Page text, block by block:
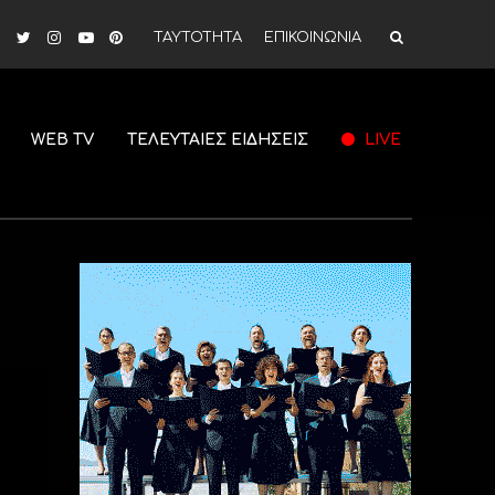
ΤΑΥΤΟΤΗΤΑ ΕΠΙΚΟΙΝΩΝΙΑ
WEB TV ΤΕΛΕΥΤΑΙΕΣ ΕΙΔΗΣΕΙΣ LIVE